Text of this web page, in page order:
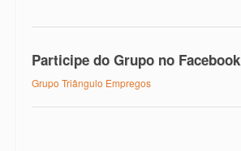
Participe do Grupo no Facebook
Grupo Triângulo Empregos